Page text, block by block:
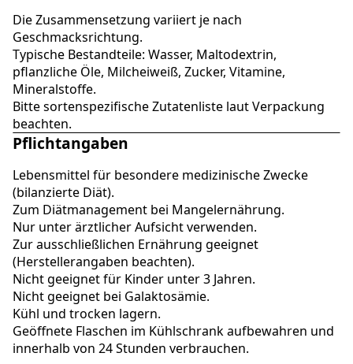
Die Zusammensetzung variiert je nach
Geschmacksrichtung.
Typische Bestandteile: Wasser, Maltodextrin,
pflanzliche Öle, Milcheiweiß, Zucker, Vitamine,
Mineralstoffe.
Bitte sortenspezifische Zutatenliste laut Verpackung
beachten.
Pflichtangaben
Lebensmittel für besondere medizinische Zwecke
(bilanzierte Diät).
Zum Diätmanagement bei Mangelernährung.
Nur unter ärztlicher Aufsicht verwenden.
Zur ausschließlichen Ernährung geeignet
(Herstellerangaben beachten).
Nicht geeignet für Kinder unter 3 Jahren.
Nicht geeignet bei Galaktosämie.
Kühl und trocken lagern.
Geöffnete Flaschen im Kühlschrank aufbewahren und
innerhalb von 24 Stunden verbrauchen.